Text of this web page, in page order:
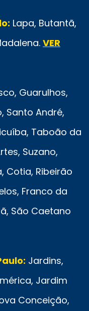
Lapa, Butantã,
VER
Guarulhos,
Santo André,
Taboão da
Suzano,
Cotia, Ribeirão
Franco da
São Caetano
Jardins,
Jardim
Conceição,